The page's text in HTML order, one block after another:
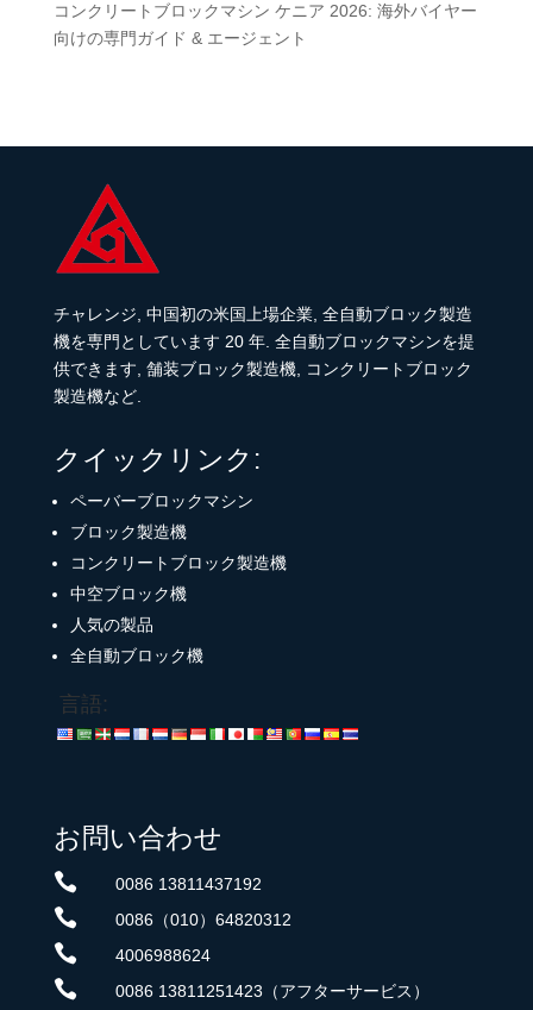
コンクリートブロックマシン ケニア 2026: 海外バイヤー
向けの専門ガイド & エージェント
チャレンジ, 中国初の米国上場企業, 全自動ブロック製造
機を専門としています 20 年. 全自動ブロックマシンを提
供できます, 舗装ブロック製造機, コンクリートブロック
製造機など.
クイックリンク:
ペーバーブロックマシン
ブロック製造機
コンクリートブロック製造機
中空ブロック機
人気の製品
全自動ブロック機
言語:
お問い合わせ
 0086 13811437192
 0086（010）64820312
 4006988624
 0086 13811251423（アフターサービス）